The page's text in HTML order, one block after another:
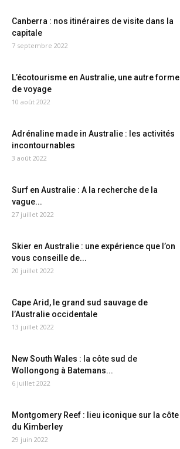
Canberra : nos itinéraires de visite dans la
capitale
7 septembre 2022
L’écotourisme en Australie, une autre forme
de voyage
10 août 2022
Adrénaline made in Australie : les activités
incontournables
3 août 2022
Surf en Australie : A la recherche de la
vague...
27 juillet 2022
Skier en Australie : une expérience que l’on
vous conseille de...
20 juillet 2022
Cape Arid, le grand sud sauvage de
l’Australie occidentale
13 juillet 2022
New South Wales : la côte sud de
Wollongong à Batemans...
6 juillet 2022
Montgomery Reef : lieu iconique sur la côte
du Kimberley
29 juin 2022